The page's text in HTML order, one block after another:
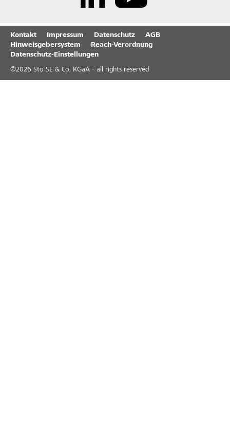
Kontakt Impressum Datenschutz
AGB
Hinweisgebersystem
Reach-Verordnung
Datenschutz-Einstellungen
©2026 Sto SE & Co. KGaA - all rights reserved